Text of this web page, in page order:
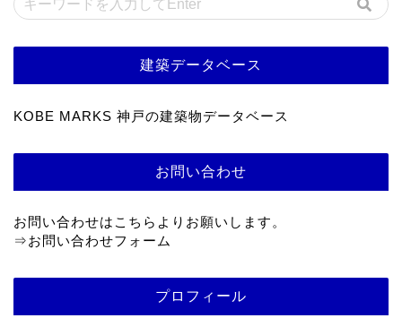
建築データベース
KOBE MARKS 神戸の建築物データベース
お問い合わせ
お問い合わせはこちらよりお願いします。
⇒お問い合わせフォーム
プロフィール